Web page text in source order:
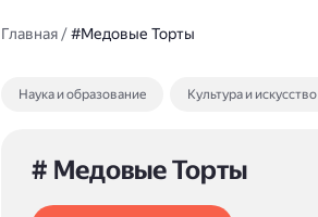
Главная/#Медовые Торты
Наука и образование Культура и искусство
# Медовые Торты